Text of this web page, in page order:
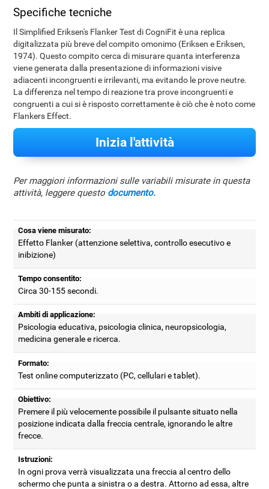
Specifiche tecniche
Il Simplified Eriksen's Flanker Test di CogniFit è una replica
digitalizzata più breve del compito omonimo (Eriksen e Eriksen,
1974). Questo compito cerca di misurare quanta interferenza
viene generata dalla presentazione di informazioni visive
adiacenti incongruenti e irrilevanti, ma evitando le prove neutre.
La differenza nel tempo di reazione tra prove incongruenti e
congruenti a cui si è risposto correttamente è ciò che è noto come
Flankers Effect.
Inizia l'attività
Per maggiori informazioni sulle variabili misurate in questa
attività, leggere questo documento.
Cosa viene misurato:
Effetto Flanker (attenzione selettiva, controllo esecutivo e
inibizione)
Tempo consentito:
Circa 30-155 secondi.
Ambiti di applicazione:
Psicologia educativa, psicologia clinica, neuropsicologia,
medicina generale e ricerca.
Formato:
Test online computerizzato (PC, cellulari e tablet).
Obiettivo:
Premere il più velocemente possibile il pulsante situato nella
posizione indicata dalla freccia centrale, ignorando le altre
frecce.
Istruzioni:
In ogni prova verrà visualizzata una freccia al centro dello
schermo che punta a sinistra o a destra. Attorno ad essa, altre